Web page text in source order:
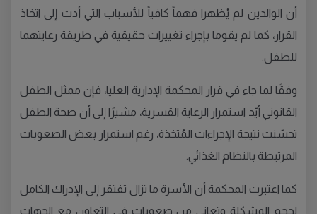
أن الوالدين لم يُظهرا فهماً كافياً للأسباب التي أدت إلى اتخاذ
القرار، كما لم يقوما بإجراء تغييرات حقيقية في طريقة رعايتهما
للطفل.
وفقًا لما جاء في قرار المحكمة الإدارية العليا، فإن ممثل الطفل
القانوني أيّد استمرار الرعاية القسرية، مشيرًا إلى أن صحة الطفل
تحسّنت نتيجة الإجراءات المُتخذة، رغم استمرار بعض الصعوبات
المرتبطة بالنظام الغذائي.
كما اعتبرت المحكمة أن الأسرة ما تزال تفتقر إلى الإدراك الكامل
لحجم المشكلة وتعاني من صعوبات في التعاون مع الجهات